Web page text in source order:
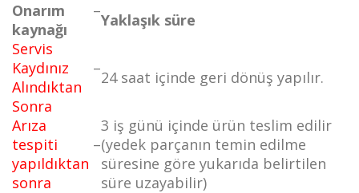
Onarım
kaynağı
–Yaklaşık süre
Servis
Kaydınız
Alındıktan
Sonra
–24 saat içinde geri dönüş yapılır.
Arıza
tespiti
yapıldıktan
sonra
–
3 iş günü içinde ürün teslim edilir
(yedek parçanın temin edilme
süresine göre yukarıda belirtilen
süre uzayabilir)